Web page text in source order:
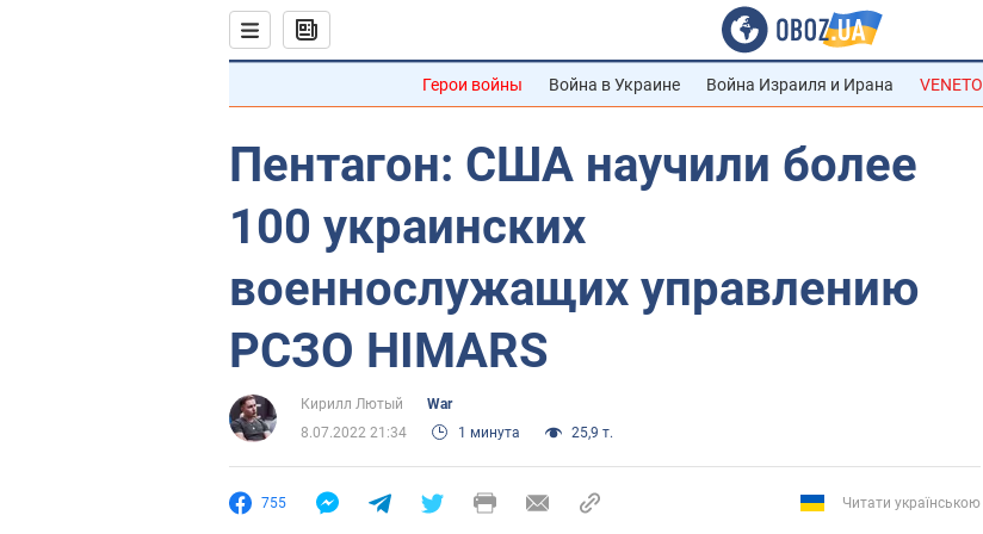
Герои войны Война в Украине Война Израиля и Ирана VENETO
Пентагон: США научили более
100 украинских
военнослужащих управлению
РСЗО HIMARS
Кирилл Лютый
War
8.07.2022 21:34
1 минута 25,9 т.
755 Читати українською